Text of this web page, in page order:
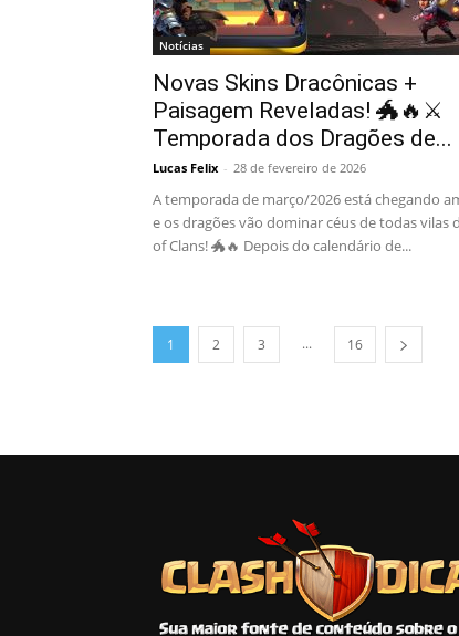
Notícias
Novas Skins Dracônicas +
Paisagem Reveladas! 🐲🔥⚔️
Temporada dos Dragões de...
Lucas Felix - 28 de fevereiro de 2026
A temporada de março/2026 está chegando
e os dragões vão dominar céus de todas vilas
of Clans! 🐲🔥 Depois do calendário de...
1 2 3 ... 16